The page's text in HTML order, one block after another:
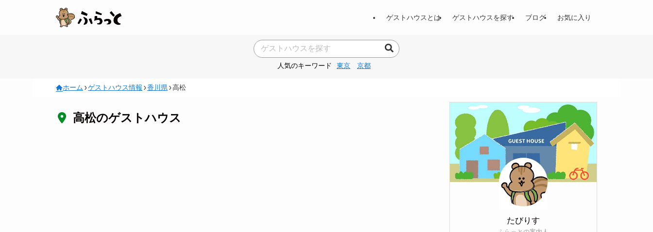
ゲストハウスとは ゲストハウスを探す ブログ お気に入り
人気のキーワード 東京 京都
ホーム ゲストハウス情報 香川県 高松
高松のゲストハウス
たびりす